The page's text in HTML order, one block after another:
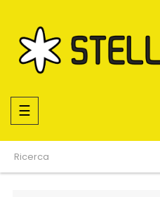
navigazione
Toggle
☰